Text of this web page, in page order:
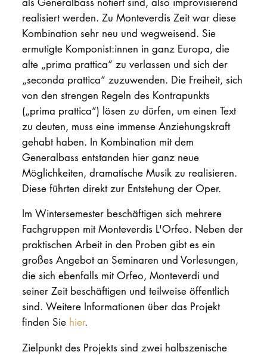
realisiert werden. Zu Monteverdis Zeit war diese
Kombination sehr neu und wegweisend. Sie
ermutigte Komponist:innen in ganz Europa, die
alte „prima prattica“ zu verlassen und sich der
„seconda prattica“ zuzuwenden. Die Freiheit, sich
von den strengen Regeln des Kontrapunkts
(„prima prattica“) lösen zu dürfen, um einen Text
zu deuten, muss eine immense Anziehungskraft
gehabt haben. In Kombination mit dem
Generalbass entstanden hier ganz neue
Möglichkeiten, dramatische Musik zu realisieren.
Diese führten direkt zur Entstehung der Oper.
Im Wintersemester beschäftigen sich mehrere
Fachgruppen mit Monteverdis L'Orfeo. Neben der
praktischen Arbeit in den Proben gibt es ein
großes Angebot an Seminaren und Vorlesungen,
die sich ebenfalls mit Orfeo, Monteverdi und
seiner Zeit beschäftigen und teilweise öffentlich
sind. Weitere Informationen über das Projekt
finden Sie hier.
Zielpunkt des Projekts sind zwei halbszenische